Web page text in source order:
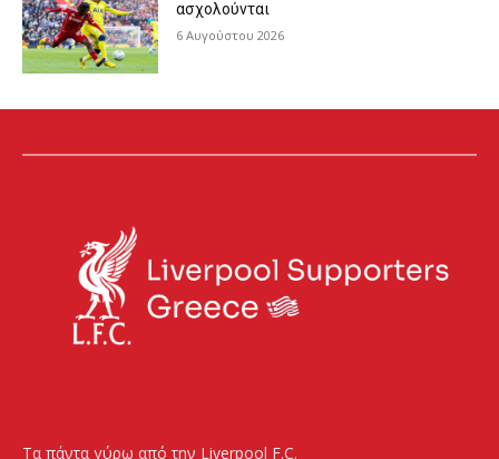
ασχολούνται
6 Αυγούστου 2026
Τα πάντα γύρω από την Liverpool F.C.